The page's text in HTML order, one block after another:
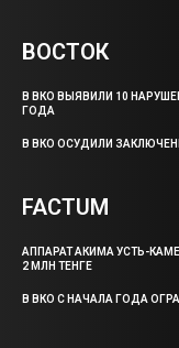
ВОСТОК
В ВКО ВЫЯВИЛИ 10
ГОДА
В ВКО ОСУДИЛИ
FACTUM
АППАРАТ АКИМА УСТЬ-
2 МЛН ТЕНГЕ
В ВКО С НАЧАЛА ГОДА